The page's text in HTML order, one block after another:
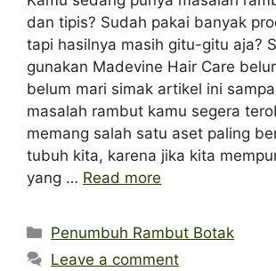
dan tipis? Sudah pakai banyak
tapi hasilnya masih gitu-gitu aja?
gunakan Madevine Hair Care
belum mari simak artikel ini
masalah rambut kamu segera
memang salah satu aset paling
tubuh kita, karena jika kita
yang … Read more
Categories
Penumbuh Rambut Botak
Leave a comment